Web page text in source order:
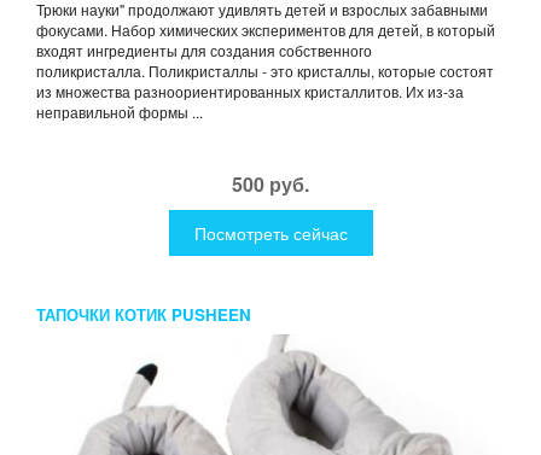
Трюки науки" продолжают удивлять детей и взрослых забавными
фокусами. Набор химических экспериментов для детей, в который
входят ингредиенты для создания собственного
поликристалла. Поликристаллы - это кристаллы, которые состоят
из множества разноориентированных кристаллитов. Их из-за
неправильной формы ...
500 руб.
Посмотреть сейчас
ТАПОЧКИ КОТИК PUSHEEN